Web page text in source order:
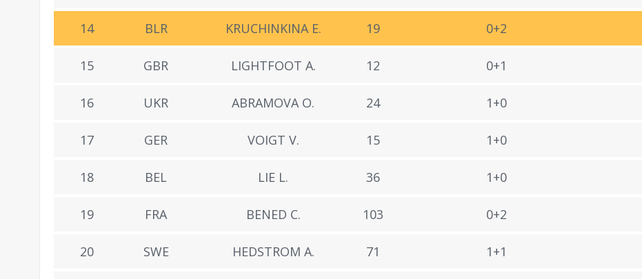
14 BLR KRUCHINKINA E. 19 0+2
15 GBR LIGHTFOOT A. 12 0+1
16 UKR ABRAMOVA O. 24 1+0
17 GER VOIGT V. 15 1+0
18 BEL LIE L. 36 1+0
19 FRA BENED C. 103 0+2
20 SWE HEDSTROM A. 71 1+1